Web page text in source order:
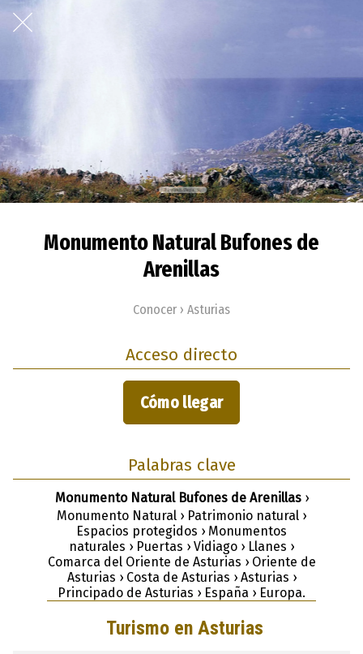
Monumento Natural Bufones de
Arenillas
Conocer › Asturias
Acceso directo
Cómo llegar
Palabras clave
Monumento Natural Bufones de Arenillas›
Monumento Natural › Patrimonio natural ›
Espacios protegidos › Monumentos
naturales › Puertas › Vidiago › Llanes ›
Comarca del Oriente de Asturias › Oriente de
Asturias › Costa de Asturias › Asturias ›
Principado de Asturias › España › Europa.